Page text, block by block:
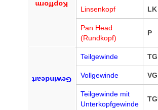
Kopfform
Linsenkopf LK
Pan Head
(Rundkopf)
P
Gewindeart
Teilgewinde TG
Vollgewinde VG
Teilgewinde mit
Unterkopfgewinde